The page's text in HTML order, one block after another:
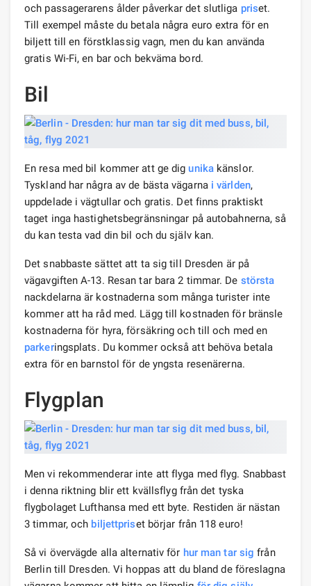
och passagerarens ålder påverkar det slutliga priset.
Till exempel måste du betala några euro extra för en
biljett till en förstklassig vagn, men du kan använda
gratis Wi-Fi, en bar och bekväma bord.
Bil
En resa med bil kommer att ge digunikakänslor.
Tyskland har några av de bästa vägarna i världen,
uppdelade i vägtullar och gratis. Det finns praktiskt
taget inga hastighetsbegränsningar på autobahnerna, så
du kan testa vad din bil och du själv kan.
Det snabbaste sättet att ta sig till Dresden är på
vägavgiften A-13. Resan tar bara 2 timmar. De största
nackdelarna är kostnaderna som många turister inte
kommer att ha råd med. Lägg till kostnaden för bränsle
kostnaderna för hyra, försäkring och till och med en
parkeringsplats. Du kommer också att behöva betala
extra för en barnstol för de yngsta resenärerna.
Flygplan
Men vi rekommenderar inte att flyga med flyg. Snabbast
i denna riktning blir ett kvällsflyg från det tyska
flygbolaget Lufthansa med ett byte. Restiden är nästan
3 timmar, och biljettpriset börjar från 118 euro!
Så vi övervägde alla alternativ för hur man tar sig från
Berlin till Dresden. Vi hoppas att du bland de föreslagna